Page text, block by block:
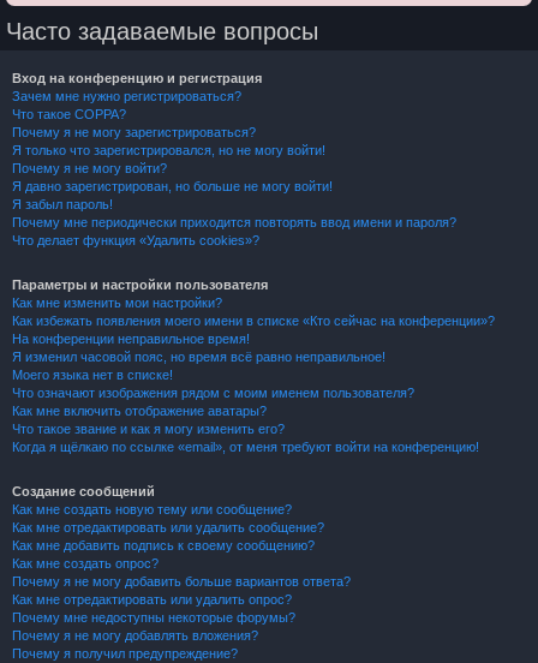
Часто задаваемые вопросы
Вход на конференцию и регистрация
Зачем мне нужно регистрироваться?
Что такое COPPA?
Почему я не могу зарегистрироваться?
Я только что зарегистрировался, но не могу войти!
Почему я не могу войти?
Я давно зарегистрирован, но больше не могу войти!
Я забыл пароль!
Почему мне периодически приходится повторять ввод имени и пароля?
Что делает функция «Удалить cookies»?
Параметры и настройки пользователя
Как мне изменить мои настройки?
Как избежать появления моего имени в списке «Кто сейчас на конференции»?
На конференции неправильное время!
Я изменил часовой пояс, но время всё равно неправильное!
Моего языка нет в списке!
Что означают изображения рядом с моим именем пользователя?
Как мне включить отображение аватары?
Что такое звание и как я могу изменить его?
Когда я щёлкаю по ссылке «email», от меня требуют войти на конференцию!
Создание сообщений
Как мне создать новую тему или сообщение?
Как мне отредактировать или удалить сообщение?
Как мне добавить подпись к своему сообщению?
Как мне создать опрос?
Почему я не могу добавить больше вариантов ответа?
Как мне отредактировать или удалить опрос?
Почему мне недоступны некоторые форумы?
Почему я не могу добавлять вложения?
Почему я получил предупреждение?